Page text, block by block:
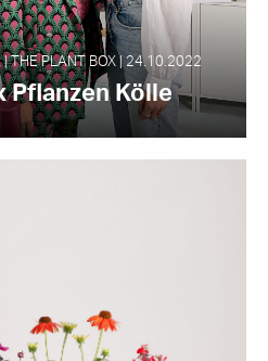
| THE PLANT BOX | 24.10.2022
Pflanzen Kölle